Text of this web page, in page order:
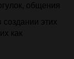
общения
этих
как